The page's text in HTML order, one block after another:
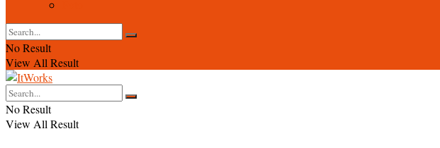
No Result
View All Result
No Result
View All Result